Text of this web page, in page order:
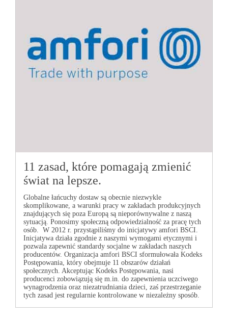
11 zasad, które pomagają zmienić
świat na lepsze.
Globalne łańcuchy dostaw są obecnie niezwykle
skomplikowane, a warunki pracy w zakładach produkcyjnych
znajdujących się poza Europą są nieporównywalne z naszą
sytuacją. Ponosimy społeczną odpowiedzialność za pracę tych
osób. W 2012 r. przystąpiliśmy do inicjatywy amfori BSCI.
Inicjatywa działa zgodnie z naszymi wymogami etycznymi i
pozwala zapewnić standardy socjalne w zakładach naszych
producentów. Organizacja amfori BSCI sformułowała Kodeks
Postępowania, który obejmuje 11 obszarów działań
społecznych. Akceptując Kodeks Postępowania, nasi
producenci zobowiązują się m.in. do zapewnienia uczciwego
wynagrodzenia oraz niezatrudniania dzieci, zaś przestrzeganie
tych zasad jest regularnie kontrolowane w niezależny sposób.